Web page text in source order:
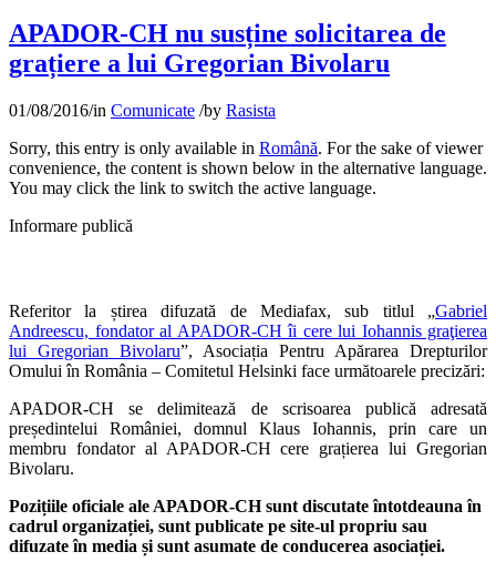
APADOR-CH nu susține solicitarea de
grațiere a lui Gregorian Bivolaru
01/08/2016/in Comunicate /by Rasista
Sorry, this entry is only available in Română. For the sake of viewer
convenience, the content is shown below in the alternative language.
You may click the link to switch the active language.
Informare publică
Referitor la știrea difuzată de Mediafax, sub titlul „Gabriel
Andreescu, fondator al APADOR-CH îi cere lui Iohannis graţierea
lui Gregorian Bivolaru”, Asociația Pentru Apărarea Drepturilor
Omului în România – Comitetul Helsinki face următoarele precizări:
APADOR-CH se delimitează de scrisoarea publică adresată
președintelui României, domnul Klaus Iohannis, prin care un
membru fondator al APADOR-CH cere grațierea lui Gregorian
Bivolaru.
Pozițiile oficiale ale APADOR-CH sunt discutate întotdeauna în
cadrul organizației, sunt publicate pe site-ul propriu sau
difuzate în media și sunt asumate de conducerea asociației.